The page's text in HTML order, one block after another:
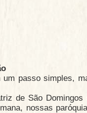
passo simples,
de São Domingos
nossas